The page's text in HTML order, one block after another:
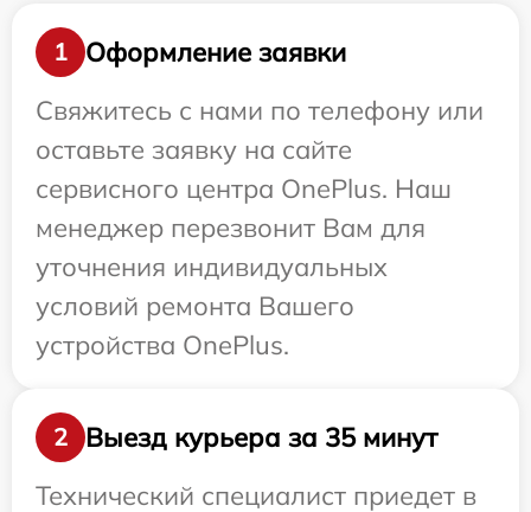
1
Оформление заявки
Свяжитесь с нами по телефону или
оставьте заявку на сайте
сервисного центра OnePlus. Наш
менеджер перезвонит Вам для
уточнения индивидуальных
условий ремонта Вашего
устройства OnePlus.
2
Выезд курьера за 35 минут
Технический специалист приедет в